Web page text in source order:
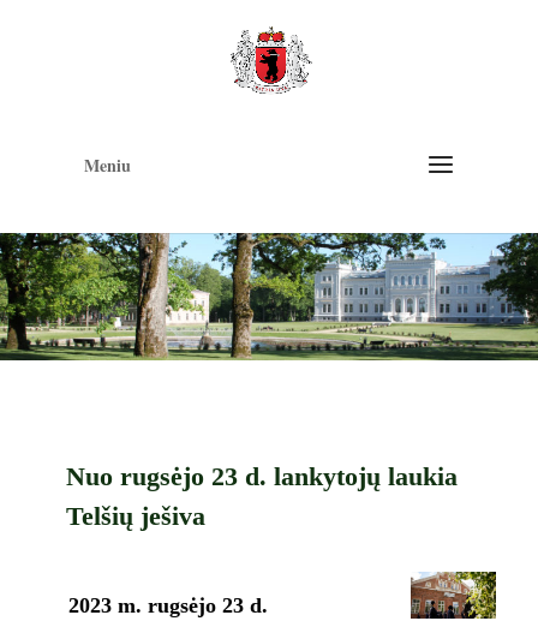
Meniu
Nuo rugsėjo 23 d. lankytojų laukia
Telšių ješiva
2023 m. rugsėjo 23 d.